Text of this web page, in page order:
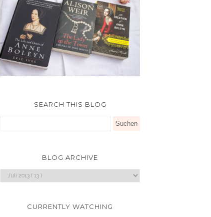
SEARCH THIS BLOG
BLOG ARCHIVE
CURRENTLY WATCHING